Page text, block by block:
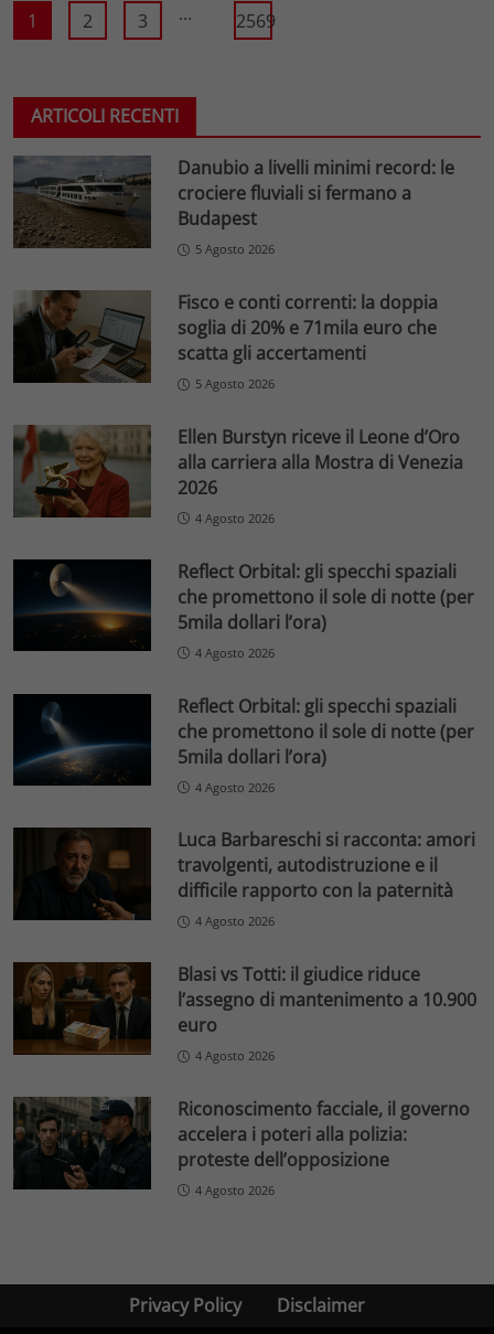
1 2 3 ... 2569
ARTICOLI RECENTI
Danubio a livelli minimi record: le
crociere fluviali si fermano a
Budapest
5 Agosto 2026
Fisco e conti correnti: la doppia
soglia di 20% e 71mila euro che
scatta gli accertamenti
5 Agosto 2026
Ellen Burstyn riceve il Leone d’Oro
alla carriera alla Mostra di Venezia
2026
4 Agosto 2026
Reflect Orbital: gli specchi spaziali
che promettono il sole di notte (per
5mila dollari l’ora)
4 Agosto 2026
Reflect Orbital: gli specchi spaziali
che promettono il sole di notte (per
5mila dollari l’ora)
4 Agosto 2026
Luca Barbareschi si racconta: amori
travolgenti, autodistruzione e il
difficile rapporto con la paternità
4 Agosto 2026
Blasi vs Totti: il giudice riduce
l’assegno di mantenimento a 10.900
euro
4 Agosto 2026
Riconoscimento facciale, il governo
accelera i poteri alla polizia:
proteste dell’opposizione
4 Agosto 2026
Privacy Policy Disclaimer